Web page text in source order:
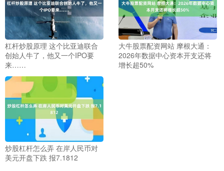
杠杆炒股原理 这个比亚迪联合
创始人牛了，他又一个IPO要
来……
大牛股票配资网站 摩根大通：
2026年数据中心资本开支还将
增长超50%
炒股杠杆怎么弄 在岸人民币对
美元开盘下跌 报7.1812